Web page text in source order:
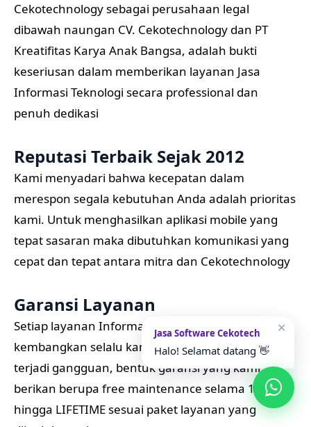
Cekotechnology sebagai perusahaan legal
dibawah naungan CV. Cekotechnology dan PT
Kreatifitas Karya Anak Bangsa, adalah bukti
keseriusan dalam memberikan layanan Jasa
Informasi Teknologi secara professional dan
penuh dedikasi
Reputasi Terbaik Sejak 2012
Kami menyadari bahwa kecepatan dalam
merespon segala kebutuhan Anda adalah prioritas
kami. Untuk menghasilkan aplikasi mobile yang
tepat sasaran maka dibutuhkan komunikasi yang
cepat dan tepat antara mitra dan Cekotechnology
Garansi Layanan
Setiap layanan Informasi Teknologi yang kami
kembangkan selalu kami berikan garansi apabila
terjadi gangguan, bentuk garansi yang kami
berikan berupa free maintenance selama 1 bulan
hingga LIFETIME sesuai paket layanan yang
✕
Jasa Software Cekotech
Halo! Selamat datang 👋